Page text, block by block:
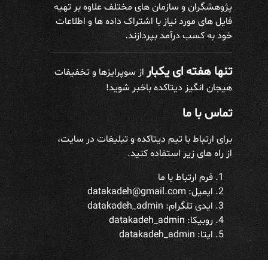
پژوهشگران و سازمان های مختلف علاوه بر تهیه
فایل های مورد نیاز با اشتراک داده ها و اطلاعات
خود به کسب درآمد بپردازند.
تنها هفته ای یکباراز سوپرایزها و تخفیفات
هیجان انگیز دیتاکده باخبر شوید!
تماس با ما
برای ارتباط با تیم دیتاکده و تبلیغات در سایت،
از راه های زیر استفاده کنید.
فرم ارتباط با ما
ایمیل: datakadeh@gmail.com
ایدی تلگرام:datakadeh_admin
روبیکا: datakadeh_admin
ایتا: datakadeh_admin